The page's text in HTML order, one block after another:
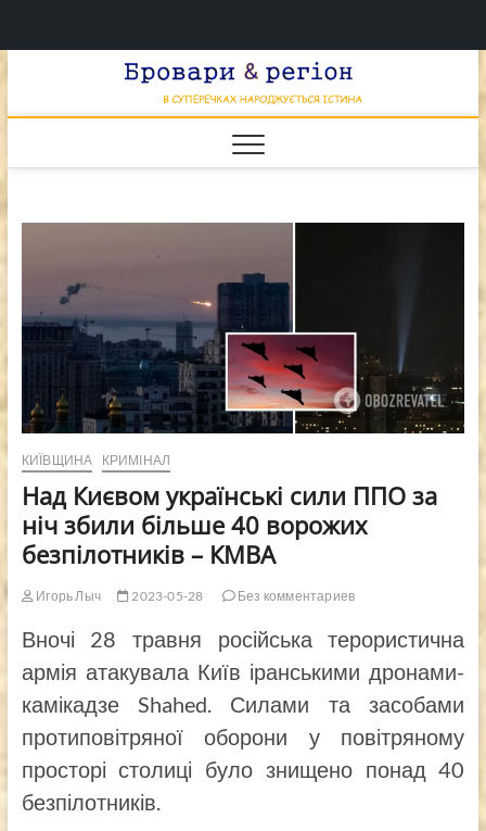
НАРОДЖУЄТЬСЯ
КИЇВЩИНА КРИМІНАЛ
Над Києвом українські сили ППО за
ніч збили більше 40 ворожих
безпілотників – КМВА
Игорь Лыч 2023-05-28 Без комментариев
Вночі 28 травня російська терористична
армія атакувала Київ іранськими дронами-
камікадзе Shahed. Силами та засобами
протиповітряної оборони у повітряному
просторі столиці було знищено понад 40
безпілотників.